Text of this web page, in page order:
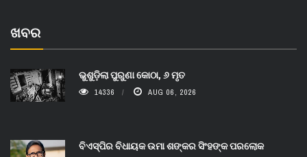
ଖବର
ଭୁଶୁଡ଼ିଲା ପୁରୁଣା କୋଠା, ୬ ମୃତ
14336 AUG 06, 2026
ବିଏସ୍‌ପିର ବିଧାୟକ ଉମା ଶଙ୍କର ସିଂହଙ୍କ ପରଲୋକ